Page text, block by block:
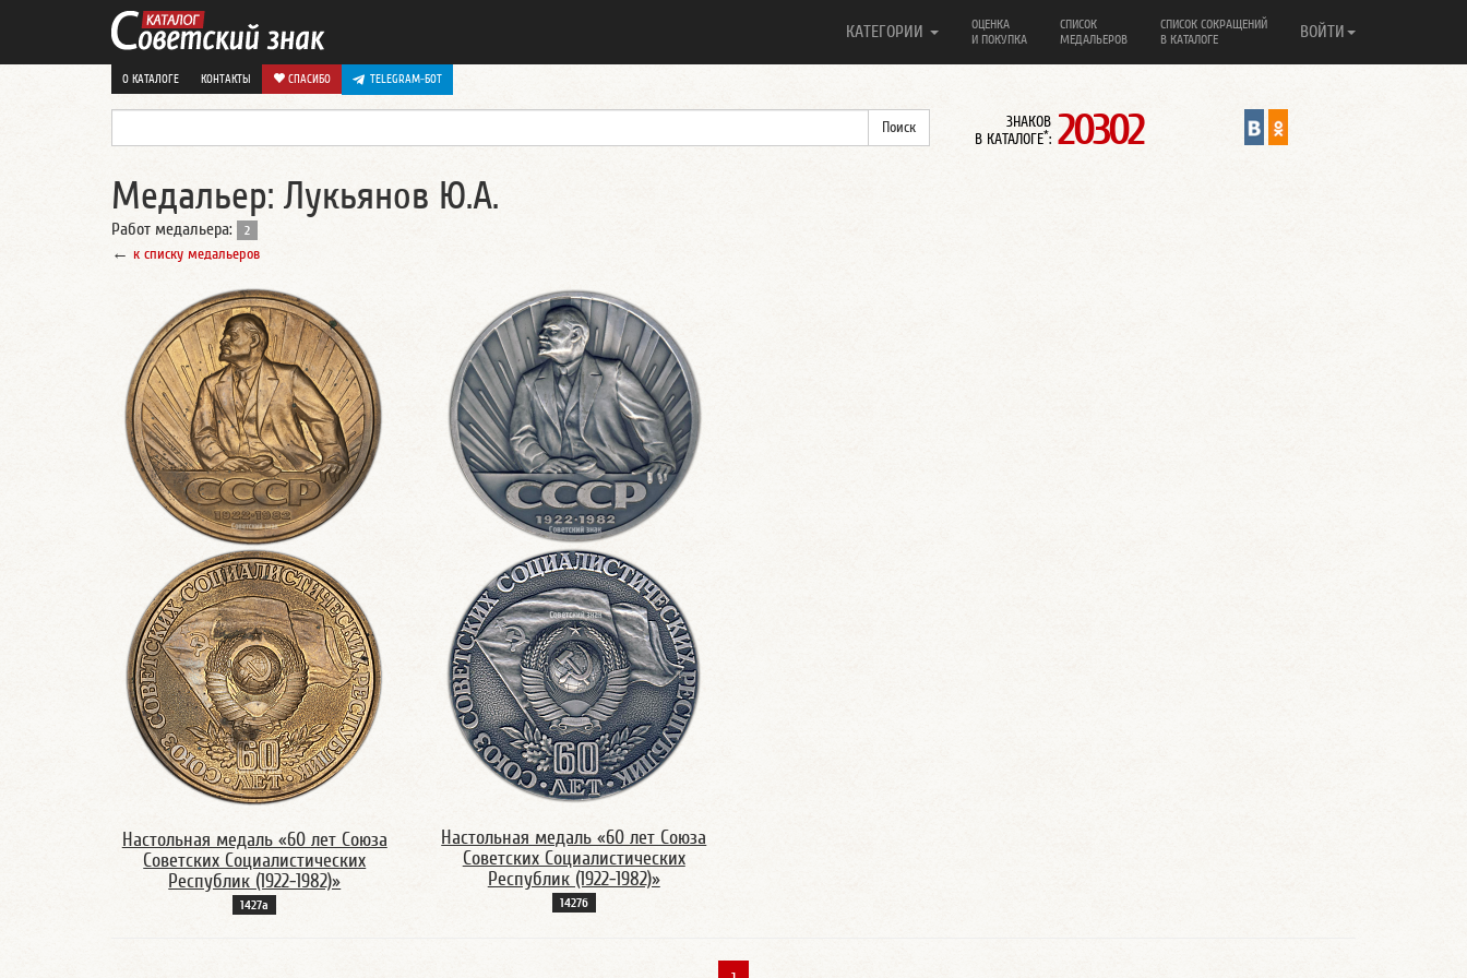
КАТЕГОРИИ
ОЦЕНКА
И ПОКУПКА
СПИСОК
МЕДАЛЬЕРОВ
СПИСОК СОКРАЩЕНИЙ
В КАТАЛОГЕ
ВОЙТИ
О КАТАЛОГЕ КОНТАКТЫ СПАСИБО TELEGRAM-БОТ
ЗНАКОВ
В КАТАЛОГЕ*: 20302
Медальер: Лукьянов Ю.А.
Работ медальера: 2
← к списку медальеров
Настольная медаль «60 лет Союза
Советских Социалистических
Республик (1922-1982)»
1427а
Настольная медаль «60 лет Союза
Советских Социалистических
Республик (1922-1982)»
1427б